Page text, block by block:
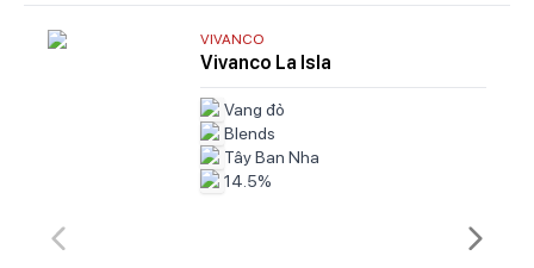
VIVANCO
Vivanco La Isla
Vang đỏ
Blends
Tây Ban Nha
14.5%